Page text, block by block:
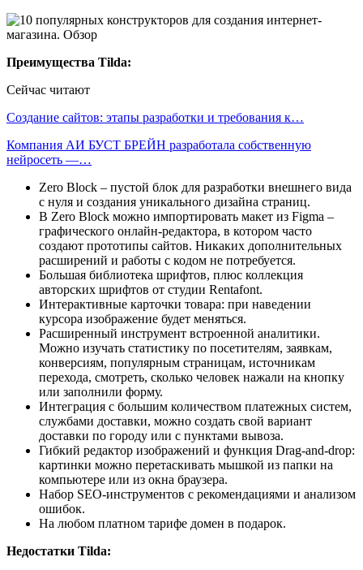
Преимущества Tilda:
Сейчас читают
Создание сайтов: этапы разработки и требования к…
Компания АИ БУСТ БРЕЙН разработала собственную
нейросеть —…
Zero Block – пустой блок для разработки внешнего вида
с нуля и создания уникального дизайна страниц.
В Zero Block можно импортировать макет из Figma –
графического онлайн-редактора, в котором часто
создают прототипы сайтов. Никаких дополнительных
расширений и работы с кодом не потребуется.
Большая библиотека шрифтов, плюс коллекция
авторских шрифтов от студии Rentafont.
Интерактивные карточки товара: при наведении
курсора изображение будет меняться.
Расширенный инструмент встроенной аналитики.
Можно изучать статистику по посетителям, заявкам,
конверсиям, популярным страницам, источникам
перехода, смотреть, сколько человек нажали на кнопку
или заполнили форму.
Интеграция с большим количеством платежных систем,
службами доставки, можно создать свой вариант
доставки по городу или с пунктами вывоза.
Гибкий редактор изображений и функция Drag-and-drop:
картинки можно перетаскивать мышкой из папки на
компьютере или из окна браузера.
Набор SEO-инструментов с рекомендациями и анализом
ошибок.
На любом платном тарифе домен в подарок.
Недостатки Tilda: